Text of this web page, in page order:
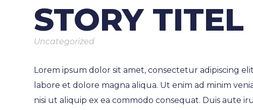
STORY TITEL
Uncategorized
Lorem ipsum dolor sit amet, consectetur adipiscing
labore et dolore magna aliqua. Ut enim ad minim
nisi ut aliquip ex ea commodo consequat. Duis aute